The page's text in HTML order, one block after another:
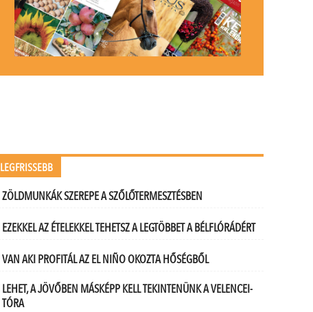
LEGFRISSEBB
ZÖLDMUNKÁK SZEREPE A SZŐLŐTERMESZTÉSBEN
EZEKKEL AZ ÉTELEKKEL TEHETSZ A LEGTÖBBET A BÉLFLÓRÁDÉRT
VAN AKI PROFITÁL AZ EL NIÑO OKOZTA HŐSÉGBŐL
LEHET, A JÖVŐBEN MÁSKÉPP KELL TEKINTENÜNK A VELENCEI-
TÓRA